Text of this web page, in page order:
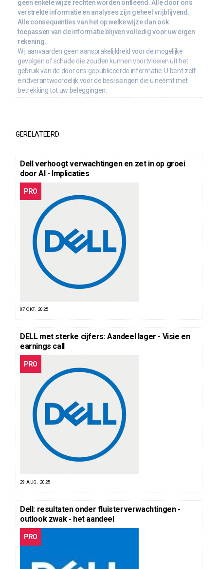
geen enkele wijze rechten worden ontleend. Alle door ons
verstrekte informatie en analyses zijn geheel vrijblijvend.
Alle consequenties van het op welke wijze dan ook
toepassen van de informatie blijven volledig voor uw eigen
rekening.
Wij aanvaarden geen aansprakelijkheid voor de mogelijke
gevolgen of schade die zouden kunnen voortvloeien uit het
gebruik van de door ons gepubliceerde informatie. U bent zelf
eindverantwoordelijk voor de beslissingen die u neemt met
betrekking tot uw beleggingen.
GERELATEERD
Dell verhoogt verwachtingen en zet in op groei
door AI - Implicaties
PRO
07 OKT. 2025
DELL met sterke cijfers: Aandeel lager - Visie en
earnings call
PRO
29 AUG. 2025
Dell: resultaten onder fluisterverwachtingen -
outlook zwak - het aandeel
PRO